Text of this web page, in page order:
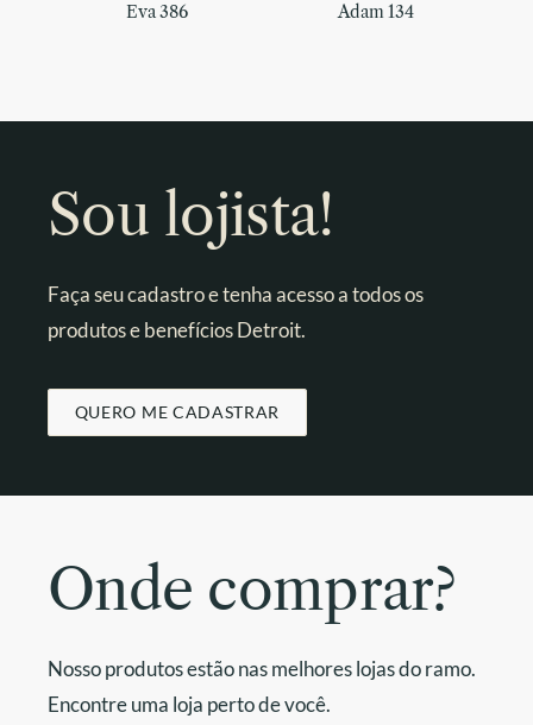
Eva 386 Adam 134
Sou lojista!
Faça seu cadastro e tenha acesso a todos os
produtos e benefícios Detroit.
QUERO ME CADASTRAR
Onde comprar?
Nosso produtos estão nas melhores lojas do ramo.
Encontre uma loja perto de você.